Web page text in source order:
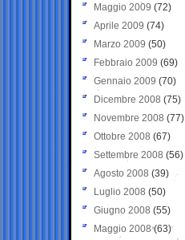
Maggio 2009 (72)
Aprile 2009 (74)
Marzo 2009 (50)
Febbraio 2009 (69)
Gennaio 2009 (70)
Dicembre 2008 (75)
Novembre 2008 (77)
Ottobre 2008 (67)
Settembre 2008 (56)
Agosto 2008 (39)
Luglio 2008 (50)
Giugno 2008 (55)
Maggio 2008(63)